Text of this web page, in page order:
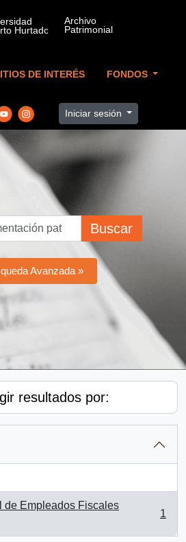
DE INTERÉS FONDOS
Iniciar sesión
Buscar
Avanzada »
resultados por:
de Empleados Fiscales
1